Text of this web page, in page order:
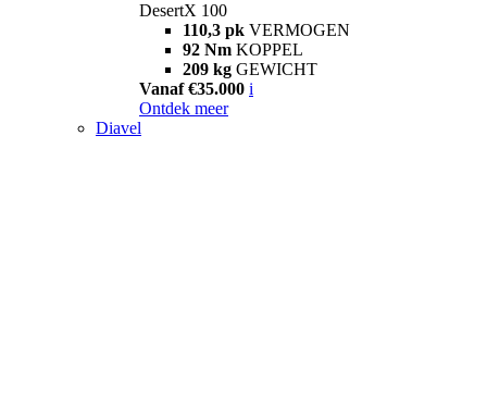
DesertX 100
110,3 pk VERMOGEN
92 Nm KOPPEL
209 kg GEWICHT
Vanaf €35.000 i
Ontdek meer
Diavel